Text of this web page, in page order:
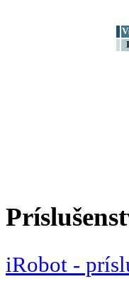
iRobot -